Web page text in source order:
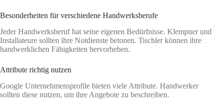
Besonderheiten für verschiedene Handwerksberufe
Jeder Handwerksberuf hat seine eigenen Bedürfnisse. Klempner und
Installateure sollten ihre Notdienste betonen. Tischler können ihre
handwerklichen Fähigkeiten hervorheben.
Attribute richtig nutzen
Google Unternehmensprofile bieten viele Attribute. Handwerker
sollten diese nutzen, um ihre Angebote zu beschreiben.